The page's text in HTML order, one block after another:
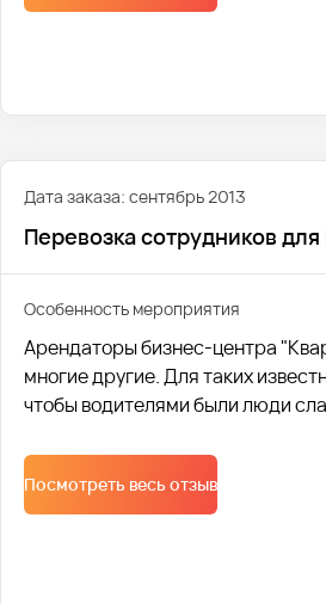
Дата заказа: сентябрь 2013
Перевозка сотрудников
Особенность мероприятия
Арендаторы бизнес-центра
многие другие. Для таких
чтобы водителями были люди
Посмотреть весь отзыв